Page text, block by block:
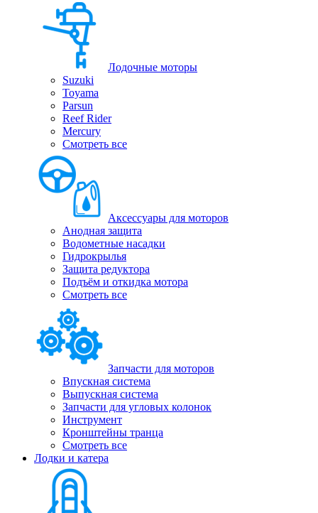
Лодочные моторы
Suzuki
Toyama
Parsun
Reef Rider
Mercury
Смотреть все
Аксессуары для моторов
Анодная защита
Водометные насадки
Гидрокрылья
Защита редуктора
Подъём и откидка мотора
Смотреть все
Запчасти для моторов
Впускная система
Выпускная система
Запчасти для угловых колонок
Инструмент
Кронштейны транца
Смотреть все
Лодки и катера